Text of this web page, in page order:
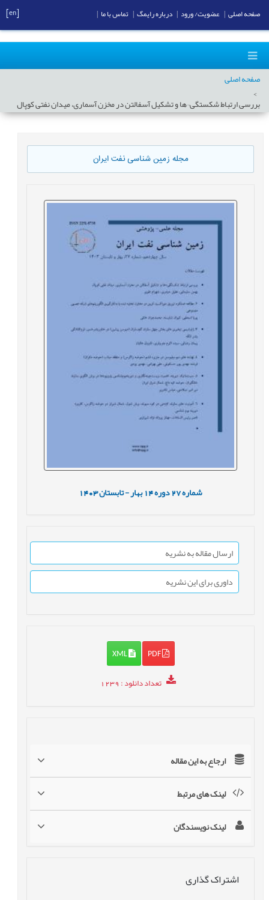
صفحه اصلی
بررسی ارتباط شکستگی¬ها و تشكيل آسفالتن در مخزن آسماری، ميدان نفتی كوپال
مجله زمین شناسی نفت ایران
شماره27 دوره14 بهار - تابستان1403
ارسال مقاله به نشریه
داوری برای این نشریه
PDF
XML
تعداد دانلود: 1239
ارجاع به این مقاله
لینک های مرتبط
لینک نویسندگان
اشتراک گذاری
صفحه اصلی عضویت/ ورود درباره رایمگ تماس با ما